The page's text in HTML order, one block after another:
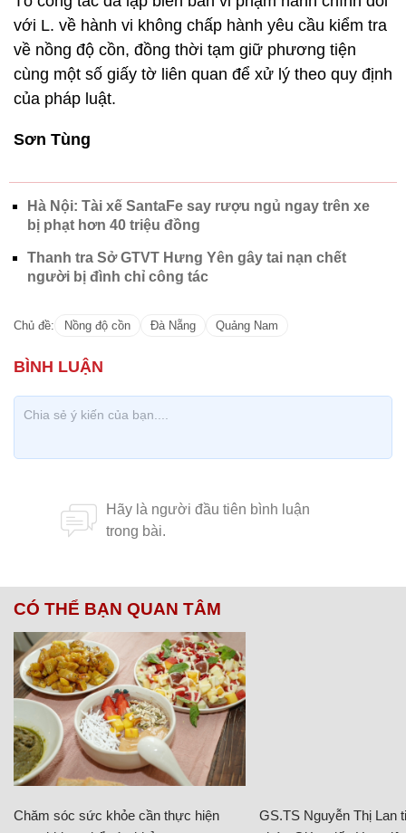
với L. về hành vi không chấp hành yêu cầu kiểm tra
về nồng độ cồn, đồng thời tạm giữ phương tiện
cùng một số giấy tờ liên quan để xử lý theo quy định
của pháp luật.
Sơn Tùng
Hà Nội: Tài xế SantaFe say rượu ngủ ngay trên xe
bị phạt hơn 40 triệu đồng
Thanh tra Sở GTVT Hưng Yên gây tai nạn chết
người bị đình chỉ công tác
Chủ đề: Nồng độ cồn Đà Nẵng Quảng Nam
CÓ THỂ BẠN QUAN TÂM
Chăm sóc sức khỏe cần thực hiện
GS.TS Nguyễn Thị Lan